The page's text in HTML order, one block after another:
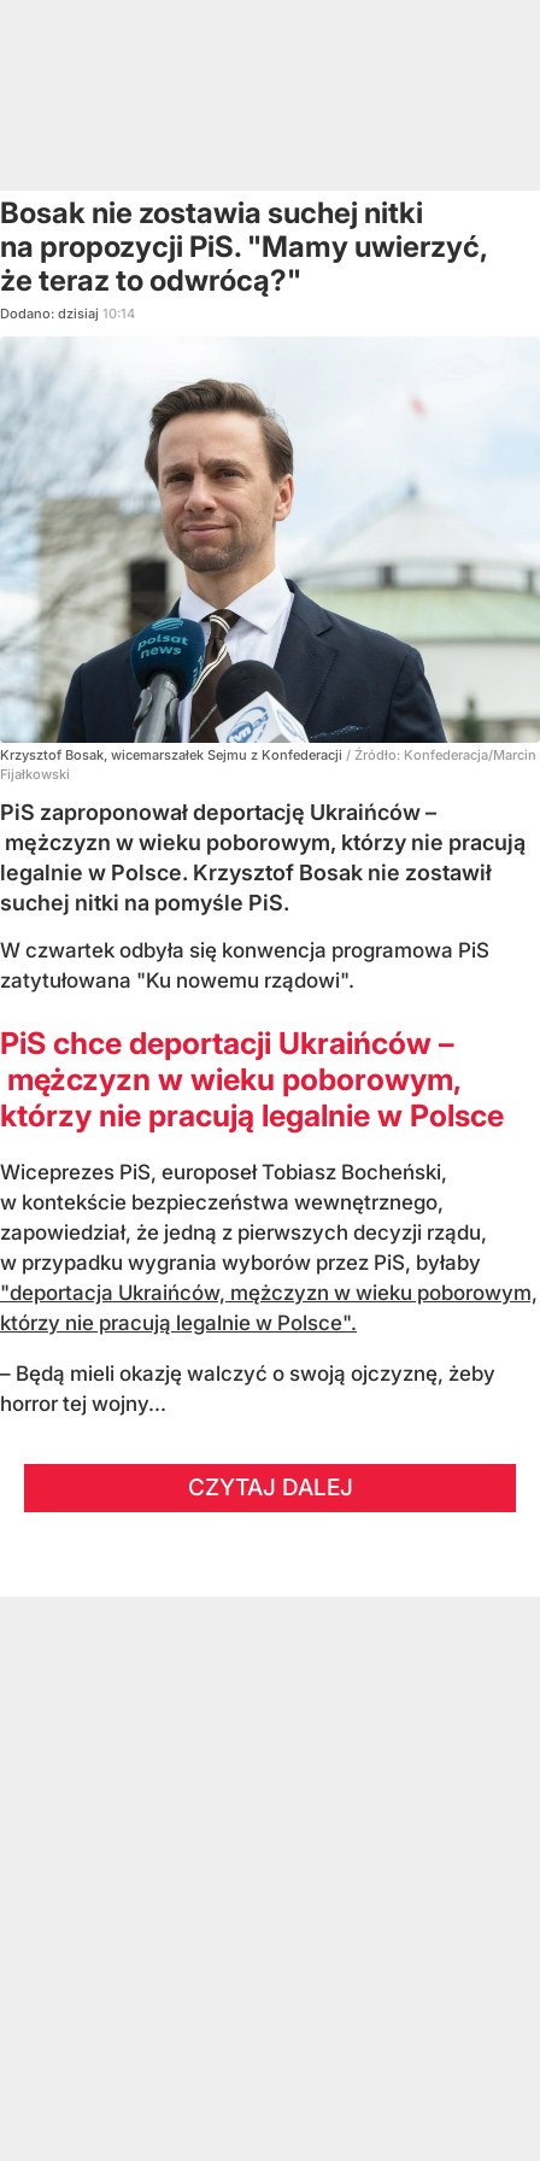
Bosak nie zostawia suchej nitki
na propozycji PiS. "Mamy uwierzyć,
że teraz to odwrócą?"
Dodano: dzisiaj 10:14
Krzysztof Bosak, wicemarszałek Sejmu z Konfederacji / Źródło: Konfederacja/Marcin
Fijałkowski
PiS zaproponował deportację Ukraińców –
mężczyzn w wieku poborowym, którzy nie pracują
legalnie w Polsce. Krzysztof Bosak nie zostawił
suchej nitki na pomyśle PiS.
W czwartek odbyła się konwencja programowa PiS
zatytułowana "Ku nowemu rządowi".
PiS chce deportacji Ukraińców –
mężczyzn w wieku poborowym,
którzy nie pracują legalnie w Polsce
Wiceprezes PiS, europoseł Tobiasz Bocheński,
w kontekście bezpieczeństwa wewnętrznego,
zapowiedział, że jedną z pierwszych decyzji rządu,
w przypadku wygrania wyborów przez PiS, byłaby
"deportacja Ukraińców, mężczyzn w wieku poborowym,
którzy nie pracują legalnie w Polsce".
– Będą mieli okazję walczyć o swoją ojczyznę, żeby
horror tej wojny...
CZYTAJ DALEJ